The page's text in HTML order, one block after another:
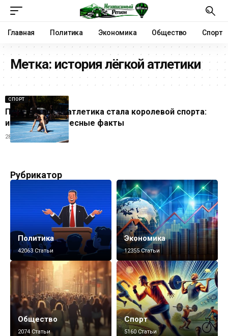
Главная Политика Экономика Общество Спорт
Метка: история лёгкой атлетики
СПОРТ
Почему лёгкая атлетика стала королевой спорта:
история и интересные факты
28.06.2026
Рубрикатор
Политика
42063 Статьи
Экономика
12355 Статьи
Общество
2074 Статьи
Спорт
5160 Статьи